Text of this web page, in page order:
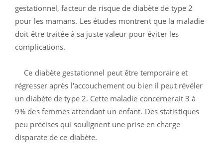
gestationnel, facteur de risque de diabète de type 2
pour les mamans. Les études montrent que la maladie
doit être traitée à sa juste valeur pour éviter les
complications.
Ce diabète gestationnel peut être temporaire et
régresser après l'accouchement ou bien il peut révéler
un diabète de type 2. Cette maladie concernerait 3 à
9% des femmes attendant un enfant. Des statistiques
peu précises qui soulignent une prise en charge
disparate de ce diabète.